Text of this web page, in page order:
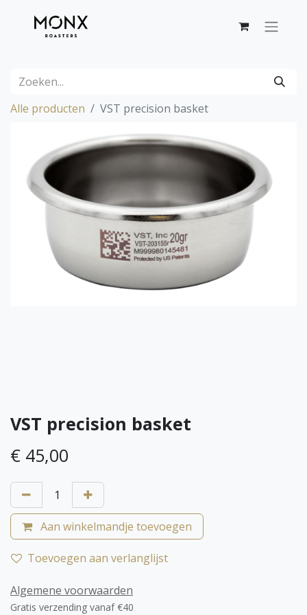
Alle producten VST precision basket
VST precision basket
€ 45,00
Aan winkelmandje toevoegen
Toevoegen aan verlanglijst
Algemene voorwaarden
Gratis verzending vanaf €40